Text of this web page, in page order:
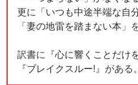
更に「いつも中途半端な自
「妻の地雷を踏まない本 」
訳書に『心に響くことだけ
『ブレイクスルー!』がある。